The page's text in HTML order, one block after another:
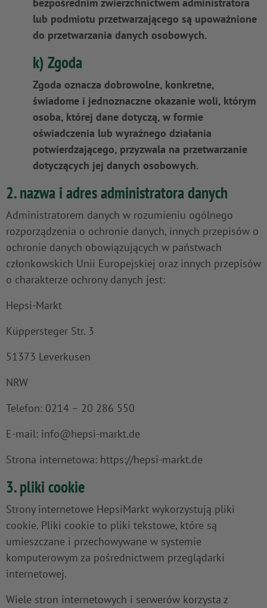
lub podmiotu przetwarzającego są upoważnione
do przetwarzania danych osobowych.
k) Zgoda
Zgoda oznacza dobrowolne, konkretne,
świadome i jednoznaczne okazanie woli, którym
osoba, której dane dotyczą, w formie
oświadczenia lub wyraźnego działania
potwierdzającego, przyzwala na przetwarzanie
dotyczących jej danych osobowych.
2. nazwa i adres administratora danych
Administratorem danych w rozumieniu ogólnego
rozporządzenia o ochronie danych, innych przepisów o
ochronie danych obowiązujących w państwach
członkowskich Unii Europejskiej oraz innych przepisów
o charakterze ochrony danych jest:
Hepsi-Markt
Küppersteger Str. 3
51373 Leverkusen
NRW
Telefon: 0214 – 20 286 550
E-mail: info@hepsi-markt.de
Strona internetowa: https://hepsi-markt.de
3. pliki cookie
Strony internetowe HepsiMarkt wykorzystują pliki
cookie. Pliki cookie to pliki tekstowe, które są
umieszczane i przechowywane w systemie
komputerowym za pośrednictwem przeglądarki
internetowej.
Wiele stron internetowych i serwerów korzysta z